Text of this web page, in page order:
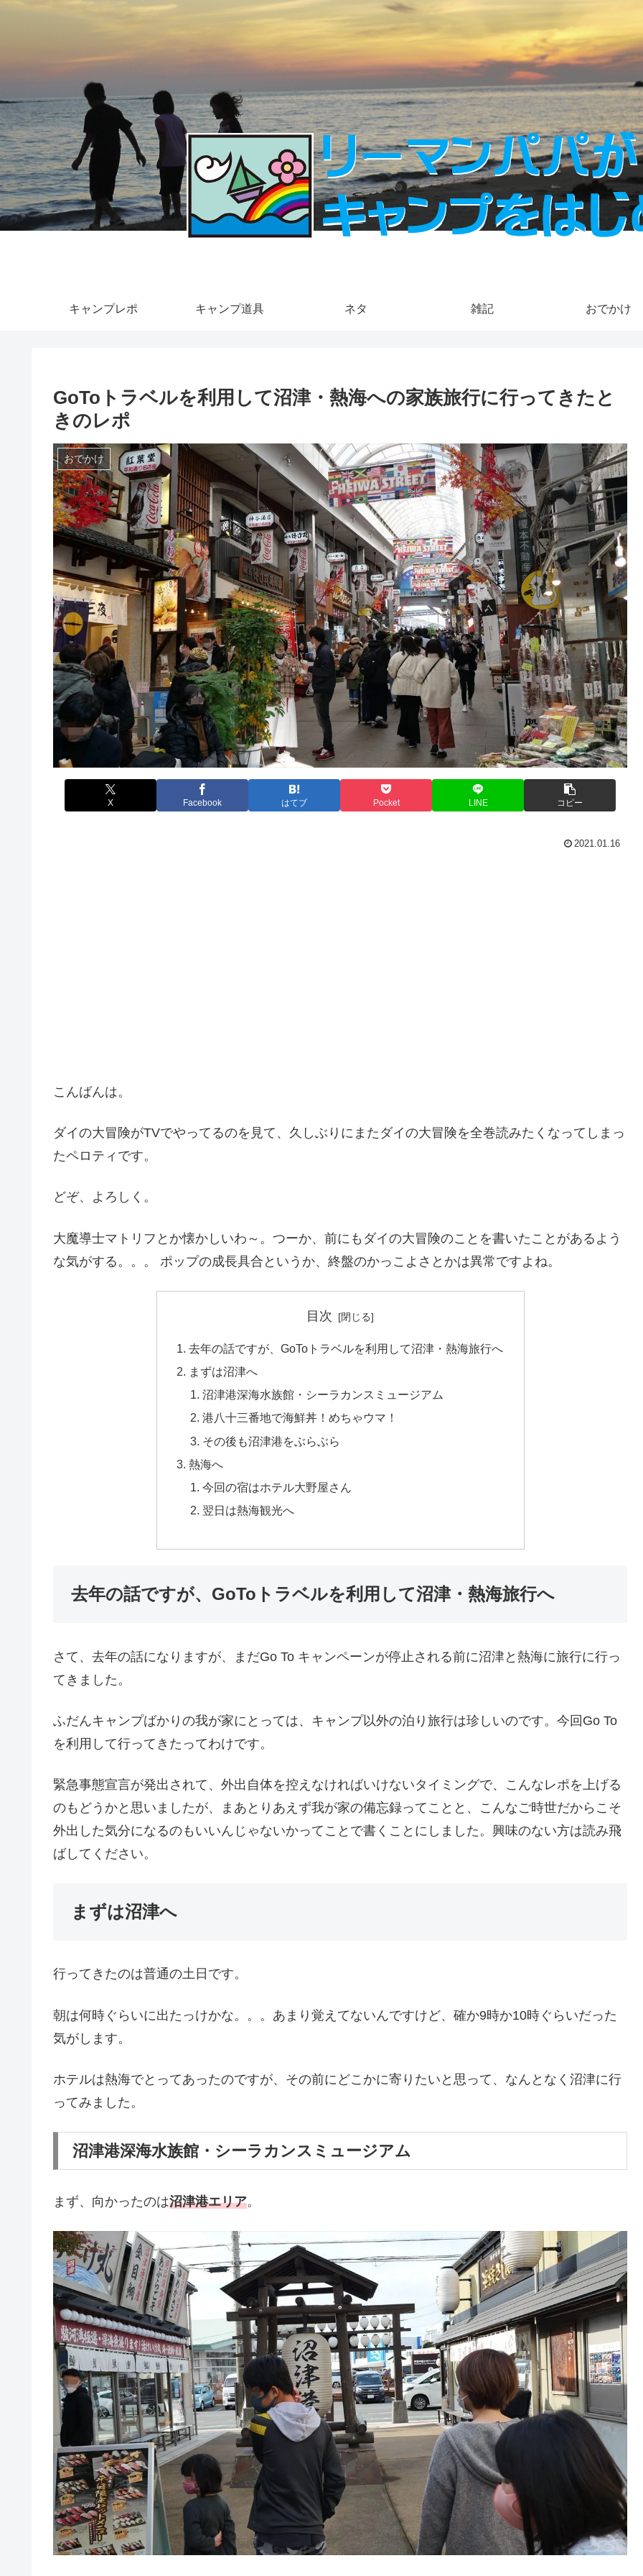
キャンプレポ キャンプ道具 ネタ 雑記 おでかけ
GoToトラベルを利用して沼津・熱海への家族旅行に行ってきたと
きのレポ
おでかけ
X Facebook はてブ Pocket LINE コピー
2021.01.16
こんばんは。
ダイの大冒険がTVでやってるのを見て、久しぶりにまたダイの大冒険を全巻読みたくなってしまっ
たペロティです。
どぞ、よろしく。
大魔導士マトリフとか懐かしいわ～。つーか、前にもダイの大冒険のことを書いたことがあるよう
な気がする。。。 ポップの成長具合というか、終盤のかっこよさとかは異常ですよね。
目次
去年の話ですが、GoToトラベルを利用して沼津・熱海旅行へ
まずは沼津へ
沼津港深海水族館・シーラカンスミュージアム
港八十三番地で海鮮丼！めちゃウマ！
その後も沼津港をぶらぶら
熱海へ
今回の宿はホテル大野屋さん
翌日は熱海観光へ
去年の話ですが、GoToトラベルを利用して沼津・熱海旅行へ
さて、去年の話になりますが、まだGo To キャンペーンが停止される前に沼津と熱海に旅行に行っ
てきました。
ふだんキャンプばかりの我が家にとっては、キャンプ以外の泊り旅行は珍しいのです。今回Go To
を利用して行ってきたってわけです。
緊急事態宣言が発出されて、外出自体を控えなければいけないタイミングで、こんなレポを上げる
のもどうかと思いましたが、まあとりあえず我が家の備忘録ってことと、こんなご時世だからこそ
外出した気分になるのもいいんじゃないかってことで書くことにしました。興味のない方は読み飛
ばしてください。
まずは沼津へ
行ってきたのは普通の土日です。
朝は何時ぐらいに出たっけかな。。。あまり覚えてないんですけど、確か9時か10時ぐらいだった
気がします。
ホテルは熱海でとってあったのですが、その前にどこかに寄りたいと思って、なんとなく沼津に行
ってみました。
沼津港深海水族館・シーラカンスミュージアム
まず、向かったのは沼津港エリア。